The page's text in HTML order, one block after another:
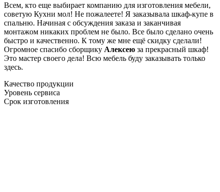
Всем, кто еще выбирает компанию для изготовления мебели,
советую Кухни мол! Не пожалеете! Я заказывала шкаф-купе в
спальню. Начиная с обсуждения заказа и заканчивая
монтажом никаких проблем не было. Все было сделано очень
быстро и качественно. К тому же мне ещё скидку сделали!
Огромное спасибо сборщику Алексею за прекрасный шкаф!
Это мастер своего дела! Всю мебель буду заказывать только
здесь.
Качество продукции
Уровень сервиса
Срок изготовления